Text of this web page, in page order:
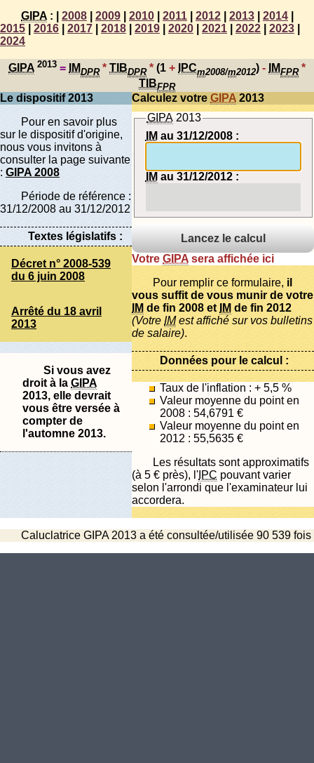
GIPA : 2008 2009 2010 2011 2012 2013 2014
2015
2016 2017 2018 2019 2020 2021 2022 2023
2024
GIPA 2013 = IMDPR * TIBDPR * (1 + IPCm2008/m2012) - IMFPR *
TIBFPR
Le dispositif 2013 Calculez votre GIPA 2013
Pour en savoir plus
sur le dispositif d'origine,
nous vous invitons à
consulter la page suivante
: GIPA 2008
Période de référence :
31/12/2008 au 31/12/2012
Textes législatifs :
Décret n° 2008-539
du 6 juin 2008
Arrêté du 18 avril
2013
Si vous avez
droit à la GIPA
2013, elle devrait
vous être versée à
compter de
l'automne 2013.
GIPA2013
IM au 31/12/2008 :
IM au 31/12/2012 :
Votre GIPA sera affichée ici
Pour remplir ce formulaire, il
vous suffit de vous munir de votre
IM de fin 2008 et IM de fin 2012
(Votre IMest affiché sur vos bulletins
de salaire).
Données pour le calcul :
Taux de l'inflation : + 5,5 %
Valeur moyenne du point en
2008 : 54,6791 €
Valeur moyenne du point en
2012 : 55,5635 €
Les résultats sont approximatifs
(à 5 € près), l' IPC pouvant varier
selon l'arrondi que l'examinateur lui
accordera.
Caluclatrice GIPA 2013 a été consultée/utilisée 90 539 fois